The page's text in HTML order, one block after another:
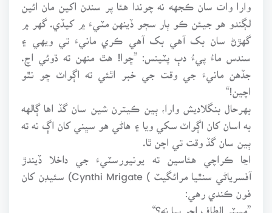
وارا وات سان ڪجهه نه چوندا هئا پر سندن اکين مان ائين
لڳندو هو جيئن ڪو ٻار سڄو ڏينهن مٽيءَ ۾ کيڏي. گهر ۾
گهڙڻ سان بک آهي بک آهي ڪري مانيءَ تي ويهي ۽
سندس ماءُ پيءُ دٻ پٽينس: ”ڇوا! هٿ منهن ته ڌوئي اچ.
جڏهن مانيءَ جي وقت جي خبر اٿئي ته اڳواٽ ڇو نٿو
اچين!“
بهرحال بنگلاديش وارا، ٻين ڪيترن شين سان گڏ اها ڳالهه
به اسان کان اڳواٽ سکي ويا ۽ هاڻي هو سڀني کان اڳ نه ته
ٻين سان گڏ وقت تي اچن ٿا.
اڃا ڪراچي هئاسين ته يونيورسٽيءَ جي داخلا ڏيندڙ
آفسرياڻي سنٿيا مرائگيٽ ) Cynthi Mrigate) سئيڊن کان
فون ڪندي رهي:
”مسٽر الطاف اچو پيا نه؟“